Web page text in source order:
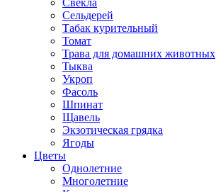
Сельдерей
Табак курительный
Томат
Трава для домашних животных
Тыква
Укроп
Фасоль
Шпинат
Щавель
Экзотическая грядка
Ягоды
Цветы
Однолетние
Многолетние